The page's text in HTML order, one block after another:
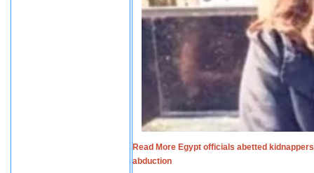
Read More Egypt officials abetted
abduction